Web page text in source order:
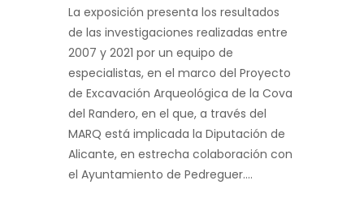
La exposición presenta los resultados
de las investigaciones realizadas entre
2007 y 2021 por un equipo de
especialistas, en el marco del Proyecto
de Excavación Arqueológica de la Cova
del Randero, en el que, a través del
MARQ está implicada la Diputación de
Alicante, en estrecha colaboración con
el Ayuntamiento de Pedreguer….